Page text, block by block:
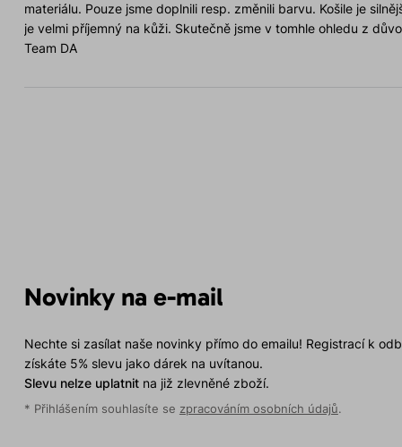
materiálu. Pouze jsme doplnili resp. změnili barvu. Košile je
je velmi příjemný na kůži. Skutečně jsme v tomhle ohledu z
Team DA
Novinky na e-mail
Nechte si zasílat naše novinky přímo do emailu! Registrací k
získáte 5% slevu jako dárek na uvítanou.
Slevu nelze uplatnitna již zlevněné zboží.
* Přihlášením souhlasíte se zpracováním osobních údajů.